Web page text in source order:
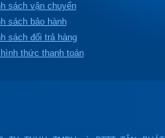
sách vận chuyển
sách bảo hành
sách đổi trả hàng
thức thanh toán